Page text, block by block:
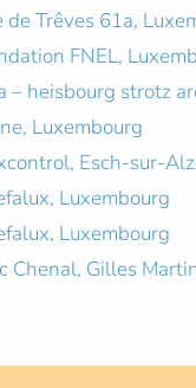
de Trêves 61a,
FNEL,
– heisbourg strotz
Luxembourg
Esch-sur-
Luxembourg
Luxembourg
Chenal, Gilles